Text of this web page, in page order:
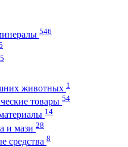
546
животных 1
товары 54
14
и мази 28
средства 8